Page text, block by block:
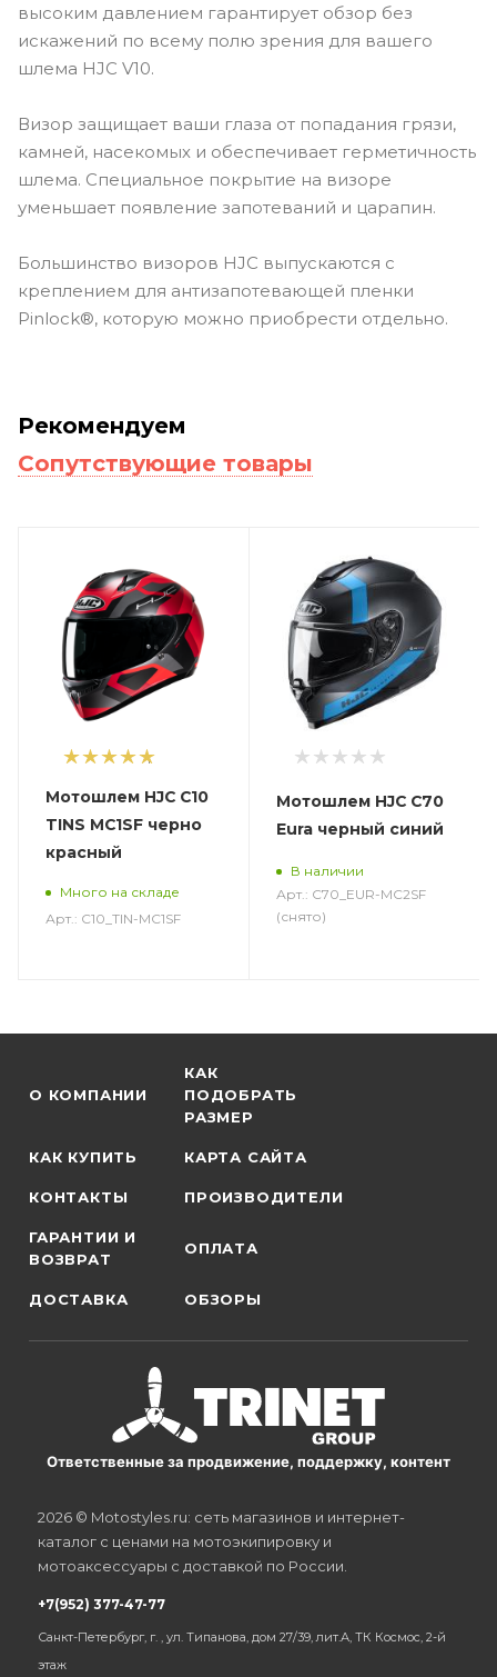
высоким давлением гарантирует обзор без
искажений по всему полю зрения для вашего
шлема HJC V10.
Визор защищает ваши глаза от попадания грязи,
камней, насекомых и обеспечивает герметичность
шлема. Специальное покрытие на визоре
уменьшает появление запотеваний и царапин.
Большинство визоров HJC выпускаются с
креплением для антизапотевающей пленки
Pinlock®, которую можно приобрести отдельно.
Рекомендуем
Сопутствующие товары
1
Мотошлем HJC C10
TINS MC1SF черно
красный
Много на складе
Арт.: C10_TIN-MC1SF
Мотошлем HJC C70
Eura черный синий
В наличии
Арт.: C70_EUR-MC2SF
(снято)
О КОМПАНИИ
КАК
ПОДОБРАТЬ
РАЗМЕР
КАК КУПИТЬ КАРТА САЙТА
КОНТАКТЫ ПРОИЗВОДИТЕЛИ
ГАРАНТИИ И
ВОЗВРАТ
ОПЛАТА
ДОСТАВКА ОБЗОРЫ
Ответственные за продвижение, поддержку, контент
2026 © Motostyles.ru: сеть магазинов и интернет-
каталог с ценами на мотоэкипировку и
мотоаксессуары с доставкой по России.
+7(952) 377-47-77
Санкт-Петербург, г. , ул. Типанова, дом 27/39, лит.А, ТК Космос, 2-й
этаж